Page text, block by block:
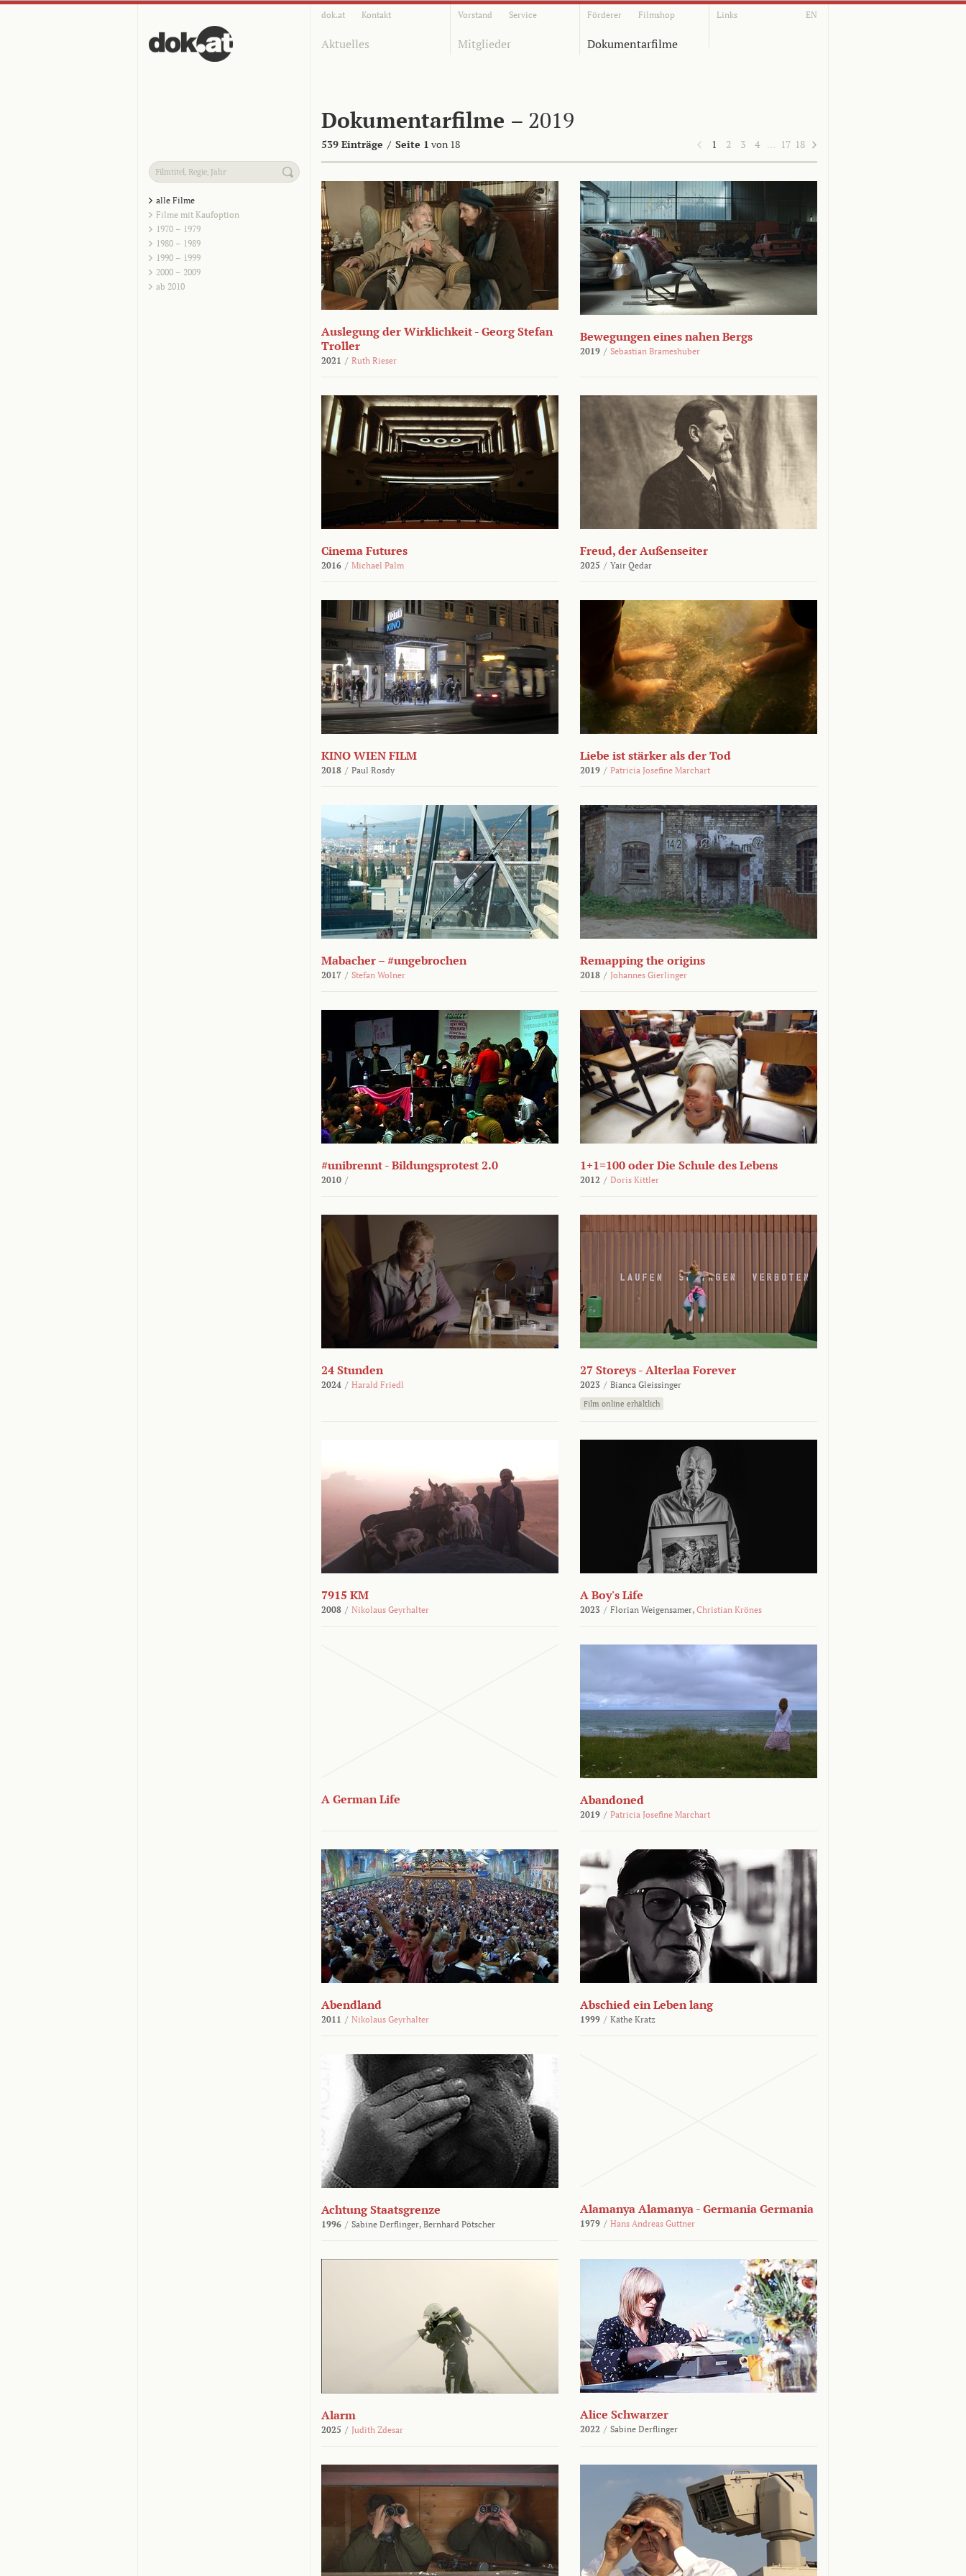
dok.at Kontakt Vorstand Service Förderer Filmshop Links EN
Aktuelles Mitglieder Dokumentarfilme
Dokumentarfilme – 2019
539 Einträge / Seite 1 von 18 1 2 3 4 … 17 18
alle Filme
Filme mit Kaufoption
1970 – 1979
1980 – 1989
1990 – 1999
2000 – 2009
ab 2010
Auslegung der Wirklichkeit - Georg Stefan
Troller
2021 / Ruth Rieser
Bewegungen eines nahen Bergs
2019 / Sebastian Brameshuber
Cinema Futures
2016 / Michael Palm
Freud, der Außenseiter
2025 / Yair Qedar
KINO WIEN FILM
2018 / Paul Rosdy
Liebe ist stärker als der Tod
2019 / Patricia Josefine Marchart
Mabacher – #ungebrochen
2017 / Stefan Wolner
Remapping the origins
2018 / Johannes Gierlinger
#unibrennt - Bildungsprotest 2.0
2010 /
1+1=100 oder Die Schule des Lebens
2012 / Doris Kittler
24 Stunden
2024 / Harald Friedl
27 Storeys - Alterlaa Forever
2023 / Bianca Gleissinger
Film online erhältlich
7915 KM
2008 / Nikolaus Geyrhalter
A Boy's Life
2023 / Florian Weigensamer, Christian Krönes
A German Life Abandoned
2019 / Patricia Josefine Marchart
Abendland
2011 / Nikolaus Geyrhalter
Abschied ein Leben lang
1999 / Käthe Kratz
Achtung Staatsgrenze
1996 / Sabine Derflinger, Bernhard Pötscher
Alamanya Alamanya - Germania Germania
1979 / Hans Andreas Guttner
Alarm
2025 / Judith Zdesar
Alice Schwarzer
2022 / Sabine Derflinger